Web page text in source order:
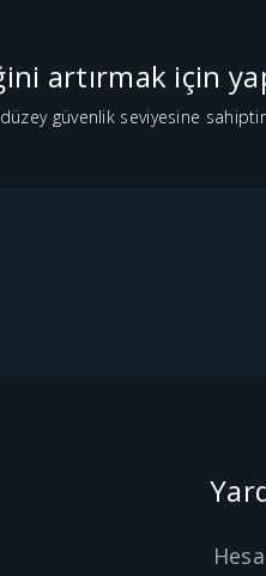
artırmak için
güvenlik seviyesine